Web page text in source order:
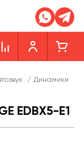
/ Динамики
EDBX5-E1